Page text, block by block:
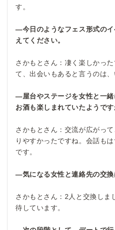
す。
―今日のようなフェス形式の
えてください。
さかもとさん：凄く楽しかっ
て、出会いもあると言うのは
―屋台やステージを女性と一
お酒も楽しまれていたようです
さかもとさん：交流が広がっ
りやすかったですね。会話も
です。
―気になる女性と連絡先の交換
さかもとさん：2人と交換しま
待しています。